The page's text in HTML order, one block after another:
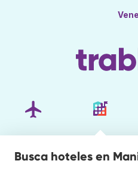
Busca hoteles en